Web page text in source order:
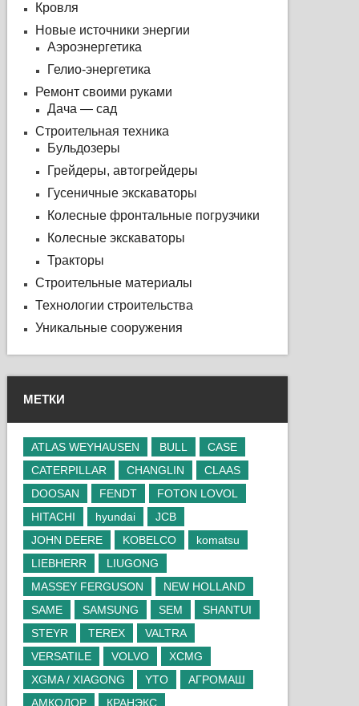
Кровля
Новые источники энергии
Аэроэнергетика
Гелио-энергетика
Ремонт своими руками
Дача — сад
Строительная техника
Бульдозеры
Грейдеры, автогрейдеры
Гусеничные экскаваторы
Колесные фронтальные погрузчики
Колесные экскаваторы
Тракторы
Строительные материалы
Технологии строительства
Уникальные сооружения
МЕТКИ
ATLAS WEYHAUSEN BULL
CASE
CATERPILLAR
CHANGLIN
CLAAS
DOOSAN
FENDT
FOTON LOVOL
HITACHI
hyundai
JCB
JOHN DEERE
KOBELCO
komatsu
LIEBHERR
LIUGONG
MASSEY FERGUSON
NEW HOLLAND
SAME
SAMSUNG SEM
SHANTUI
STEYR
TEREX
VALTRA
VERSATILE
VOLVO
XCMG
XGMA / XIAGONG
YTO
АГРОМАШ
АМКОДОР
КРАНЭКС